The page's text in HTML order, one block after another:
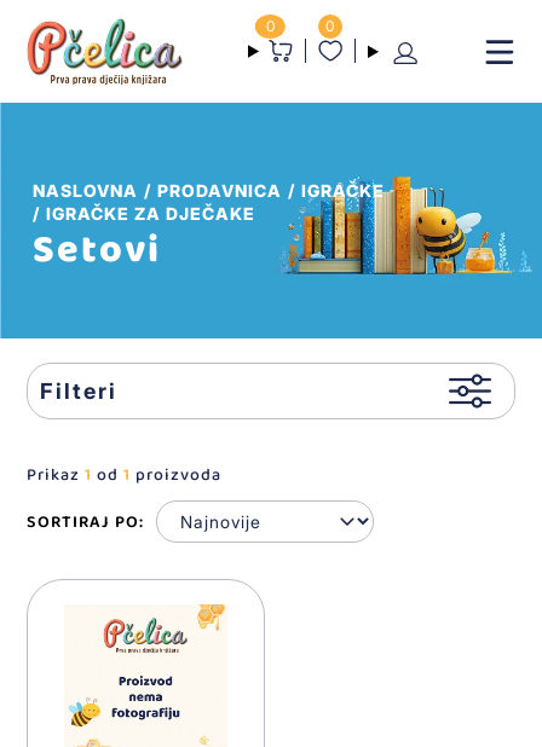
0 0
NASLOVNA PRODAVNICA
IGRAČKE
IGRAČKE ZA DJEČAKE
Setovi
Filteri
Prikaz1 od1 proizvoda
SORTIRAJ PO: